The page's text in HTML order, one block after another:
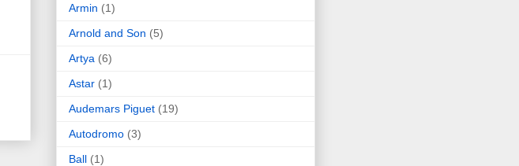
Armin (1)
Arnold and Son (5)
Artya (6)
Astar (1)
Audemars Piguet (19)
Autodromo (3)
Ball (1)